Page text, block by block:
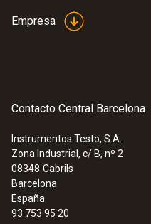
Empresa
Contacto Central Barcelona
Instrumentos Testo, S.A.
Zona Industrial, c/ B, nº 2
08348 Cabrils
Barcelona
España
93 753 95 20